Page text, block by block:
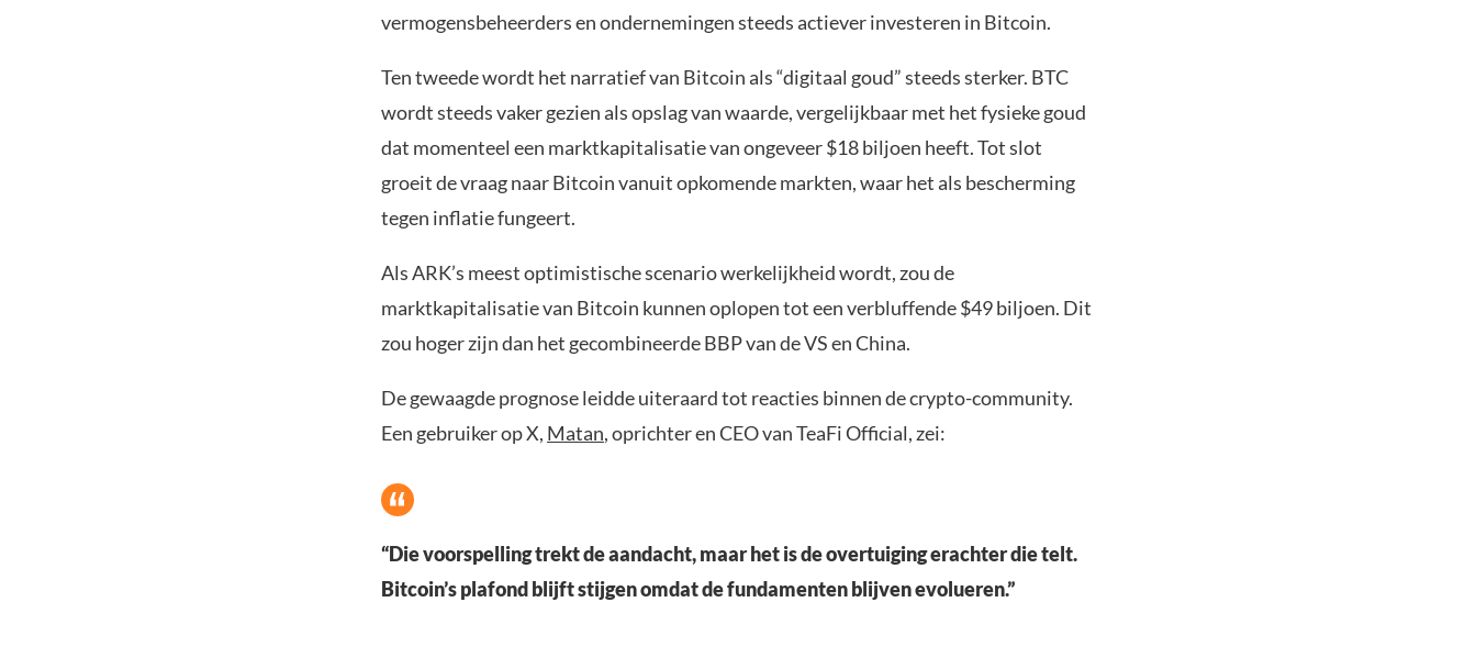
vermogensbeheerders en ondernemingen steeds actiever investeren in Bitcoin.
Ten tweede wordt het narratief van Bitcoin als “digitaal goud” steeds sterker. BTC
wordt steeds vaker gezien als opslag van waarde, vergelijkbaar met het fysieke goud
dat momenteel een marktkapitalisatie van ongeveer $18 biljoen heeft. Tot slot
groeit de vraag naar Bitcoin vanuit opkomende markten, waar het als bescherming
tegen inflatie fungeert.
Als ARK’s meest optimistische scenario werkelijkheid wordt, zou de
marktkapitalisatie van Bitcoin kunnen oplopen tot een verbluffende $49 biljoen. Dit
zou hoger zijn dan het gecombineerde BBP van de VS en China.
De gewaagde prognose leidde uiteraard tot reacties binnen de crypto-community.
Een gebruiker op X, Matan, oprichter en CEO van TeaFi Official, zei:
“Die voorspelling trekt de aandacht, maar het is de overtuiging erachter die telt.
Bitcoin’s plafond blijft stijgen omdat de fundamenten blijven evolueren.”